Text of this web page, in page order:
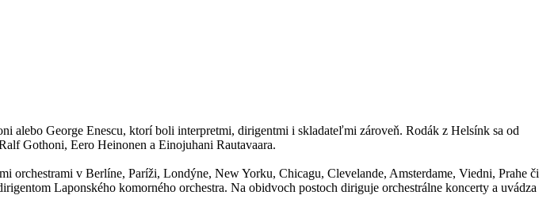
alebo George Enescu, ktorí boli interpretmi, dirigentmi i skladateľmi zároveň. Rodák z Helsínk sa od
Gothoni, Eero Heinonen a Einojuhani Rautavaara.
orchestrami v Berlíne, Paríži, Londýne, New Yorku, Chicagu, Clevelande, Amsterdame, Viedni, Prahe či
Laponského komorného orchestra. Na obidvoch postoch diriguje orchestrálne koncerty a uvádza